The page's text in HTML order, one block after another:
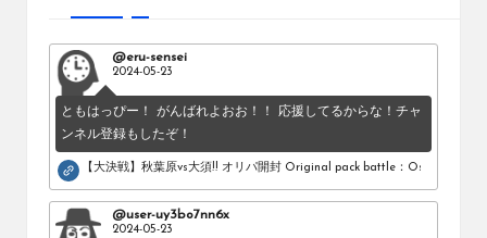
り
@eru-sensei
2024-05-23
ともはっぴー！ がんばれよおお！！ 応援してるからな！チャ
ンネル登録もしたぞ！
【大決戦】秋葉原vs大須!! オリパ開封 Original pack battle：Osu vs
@user-uy3bo7nn6x
2024-05-23